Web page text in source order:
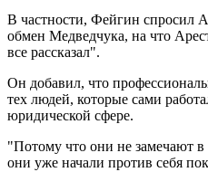
В частности, Фейгин спросил
обмен Медведчука, на что
все рассказал".
Он добавил, что
тех людей, которые сами
юридической сфере.
"Потому что они не замечают в
они уже начали против себя